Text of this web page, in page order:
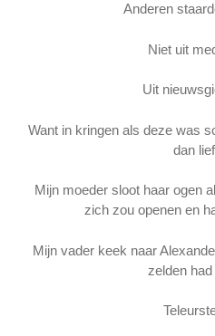
Anderen
Niet uit
Uit
Want in kringen als deze was
dan
Mijn moeder sloot haar ogen
zich zou openen en
Mijn vader keek naar
zelden